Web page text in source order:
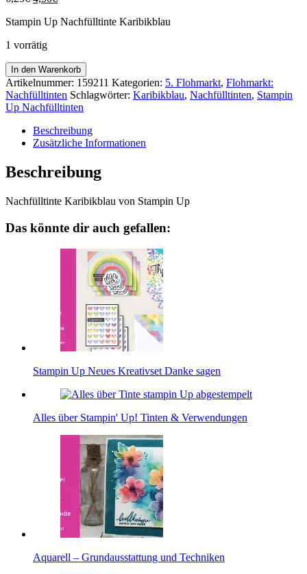
war: ist:
Stampin Up Nachfülltinte Karibikblau
1 vorrätig
Nachfülltinte
Karibikblau
Menge
In den Warenkorb
Artikelnummer: 159211 Kategorien: 5. Flohmarkt, Flohmarkt:
Nachfülltinten Schlagwörter: Karibikblau, Nachfülltinten, Stampin
Up Nachfülltinten
Beschreibung
Zusätzliche Informationen
Beschreibung
Nachfülltinte Karibikblau von Stampin Up
Das könnte dir auch gefallen:
Stampin Up Neues Kreativset Danke sagen
Alles über Stampin' Up! Tinten & Verwendungen
Aquarell – Grundausstattung und Techniken